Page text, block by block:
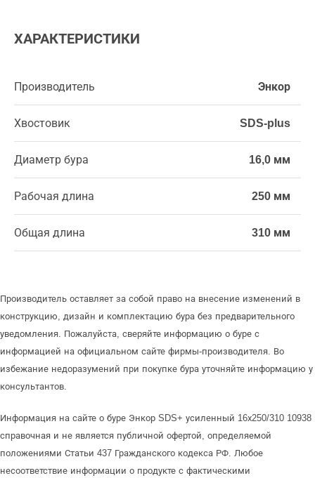
ХАРАКТЕРИСТИКИ
Производитель Энкор
Хвостовик SDS-plus
Диаметр бура 16,0 мм
Рабочая длина 250 мм
Общая длина 310 мм
Производитель оставляет за собой право на внесение изменений в
конструкцию, дизайн и комплектацию бура без предварительного
уведомления. Пожалуйста, сверяйте информацию о буре с
информацией на официальном сайте фирмы-производителя. Во
избежание недоразумений при покупке бура уточняйте информацию у
консультантов.
Информация на сайте о буре Энкор SDS+ усиленный 16х250/310 10938
справочная и не является публичной офертой, определяемой
положениями Статьи 437 Гражданского кодекса РФ. Любое
несоответствие информации о продукте с фактическими